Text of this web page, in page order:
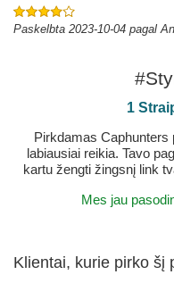
Paskelbta 2023-10-04 pagal
1
Pirkdamas Caphunters
labiausiai reikia. Tavo
kartu žengti žingsnį link
Mes jau
Klientai, kurie pirko šį